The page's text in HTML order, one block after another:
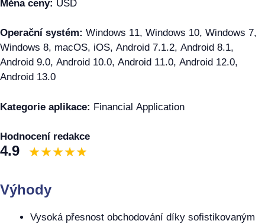
Měna ceny: USD
Operační systém: Windows 11, Windows 10, Windows 7,
Windows 8, macOS, iOS, Android 7.1.2, Android 8.1,
Android 9.0, Android 10.0, Android 11.0, Android 12.0,
Android 13.0
Kategorie aplikace: Financial Application
Hodnocení redakce
4.9
Výhody
Vysoká přesnost obchodování díky sofistikovaným